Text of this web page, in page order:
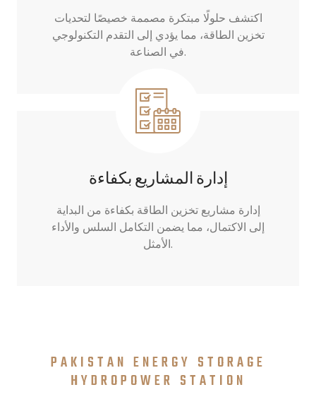
اكتشف حلولًا مبتكرة مصممة خصيصًا لتحديات
تخزين الطاقة، مما يؤدي إلى التقدم التكنولوجي
في الصناعة.
إدارة المشاريع بكفاءة
إدارة مشاريع تخزين الطاقة بكفاءة من البداية
إلى الاكتمال، مما يضمن التكامل السلس والأداء
الأمثل.
PAKISTAN ENERGY STORAGE
HYDROPOWER STATION